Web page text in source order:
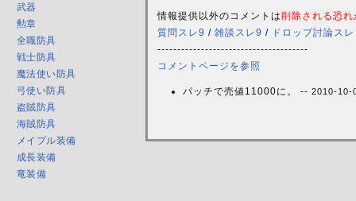
武器
勲章
全職防具
戦士防具
魔法使い防具
弓使い防具
盗賊防具
海賊防具
メイプル装備
成長装備
竜装備
情報提供以外のコメントは削除される恐
質問スレ9 / 雑談スレ9 / ドロップ討論スレ
--------------------------------------
コメントページを参照
パッチで売値11000に。 -- 2010-10-